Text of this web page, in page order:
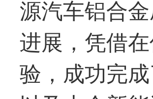
源汽车铝合
进展，凭借
验，成功完